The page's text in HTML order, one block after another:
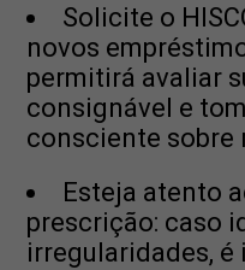
Solicite o
novos
permitirá avaliar
consignável e
consciente sobre
Esteja atento
prescrição: caso
irregularidades,